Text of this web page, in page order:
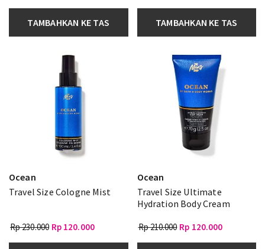
TAMBAHKAN KE TAS TAMBAHKAN KE TAS
Ocean
Travel Size Cologne Mist
Rp 230.000 Rp 120.000
Ocean
Travel Size Ultimate
Hydration Body Cream
Rp 210.000 Rp 120.000